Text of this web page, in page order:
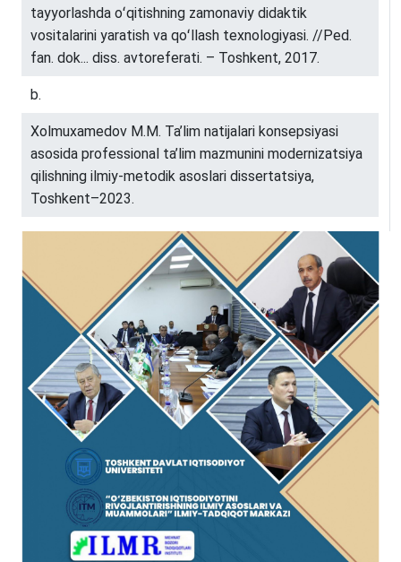
tayyorlashda oʻqitishning zamonaviy didaktik
vositalarini yaratish va qoʻllash texnologiyasi. //Ped.
fan. dok... diss. avtoreferati. – Toshkent, 2017.
b.
Xolmuxamedov M.M. Ta’lim natijalari konsepsiyasi
asosida professional ta’lim mazmunini modernizatsiya
qilishning ilmiy-metodik asoslari dissertatsiya,
Toshkent–2023.